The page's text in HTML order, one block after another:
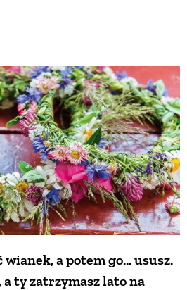
a potem go... ususz.
ty zatrzymasz lato na